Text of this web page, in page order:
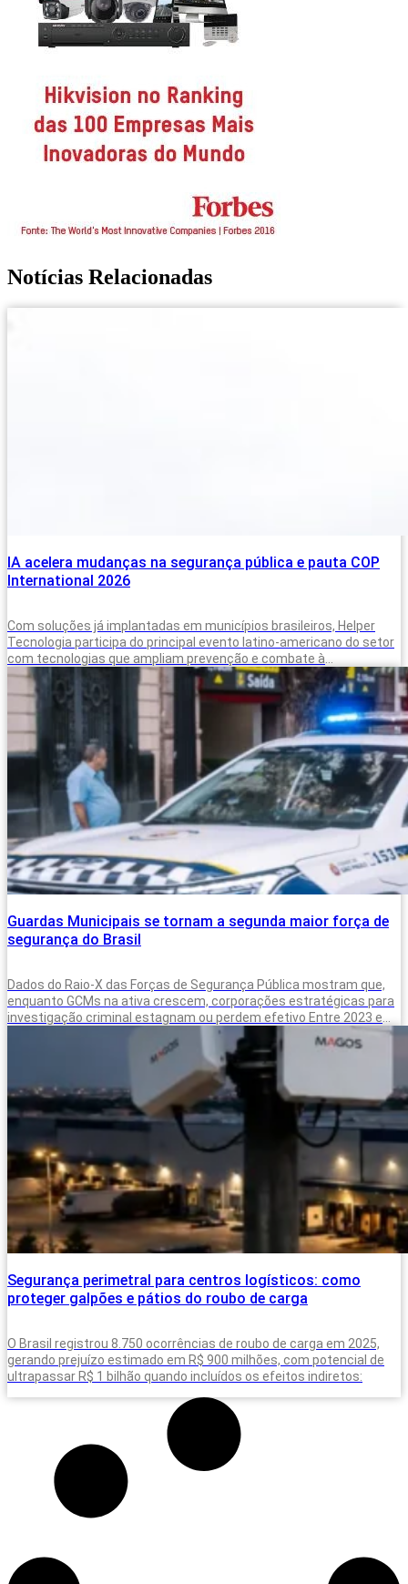
Notícias Relacionadas
IA acelera mudanças na segurança pública e pauta COP
International 2026
Com soluções já implantadas em municípios brasileiros, Helper
Tecnologia participa do principal evento latino-americano do setor
com tecnologias que ampliam prevenção e combate à
criminalidade A inteligência artificial deixou de
Guardas Municipais se tornam a segunda maior força de
segurança do Brasil
Dados do Raio-X das Forças de Segurança Pública mostram que,
enquanto GCMs na ativa crescem, corporações estratégicas para
investigação criminal estagnam ou perdem efetivo Entre 2023 e
Segurança perimetral para centros logísticos: como
proteger galpões e pátios do roubo de carga
O Brasil registrou 8.750 ocorrências de roubo de carga em 2025,
gerando prejuízo estimado em R$ 900 milhões, com potencial de
ultrapassar R$ 1 bilhão quando incluídos os efeitos indiretos: